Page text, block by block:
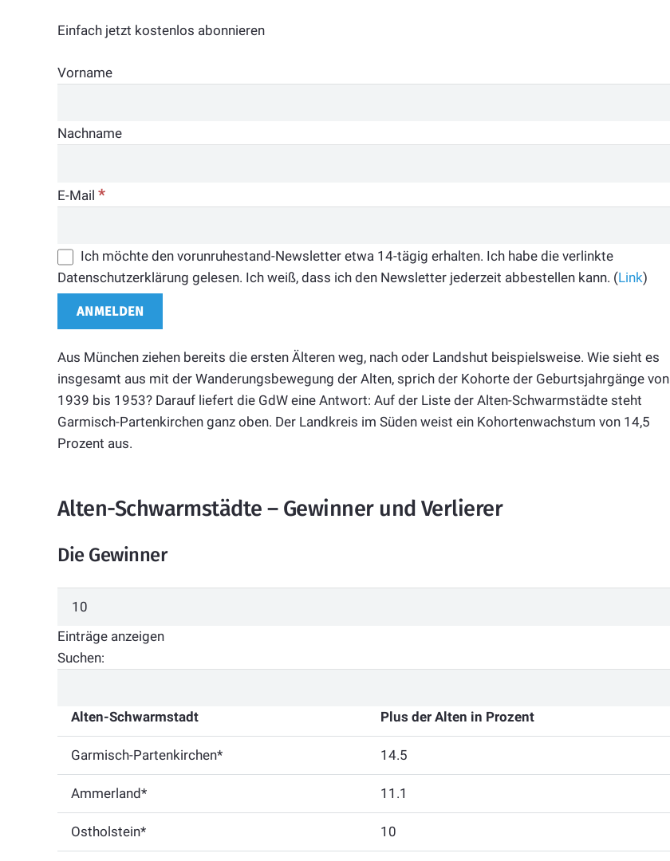
Einfach jetzt kostenlos abonnieren
Vorname
Nachname
E-Mail *
Ich möchte den vorunruhestand-Newsletter etwa 14-tägig erhalten. Ich habe die verlinkte
Datenschutzerklärung gelesen. Ich weiß, dass ich den Newsletter jederzeit abbestellen kann. (Link)
Aus München ziehen bereits die ersten Älteren weg, nach oder Landshut beispielsweise. Wie sieht es
insgesamt aus mit der Wanderungsbewegung der Alten, sprich der Kohorte der Geburtsjahrgänge von
1939 bis 1953? Darauf liefert die GdW eine Antwort: Auf der Liste der Alten-Schwarmstädte steht
Garmisch-Partenkirchen ganz oben. Der Landkreis im Süden weist ein Kohortenwachstum von 14,5
Prozent aus.
Alten-Schwarmstädte – Gewinner und Verlierer
Die Gewinner
Einträge anzeigen
Suchen:
Alten-Schwarmstadt Plus der Alten in Prozent
Garmisch-Partenkirchen* 14.5
Ammerland* 11.1
Ostholstein* 10